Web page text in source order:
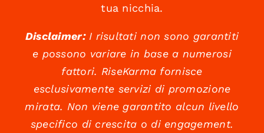
tua nicchia.
Disclaimer:I risultati non sono garantiti
e possono variare in base a numerosi
fattori. RiseKarma fornisce
esclusivamente servizi di promozione
mirata. Non viene garantito alcun livello
specifico di crescita o di engagement.